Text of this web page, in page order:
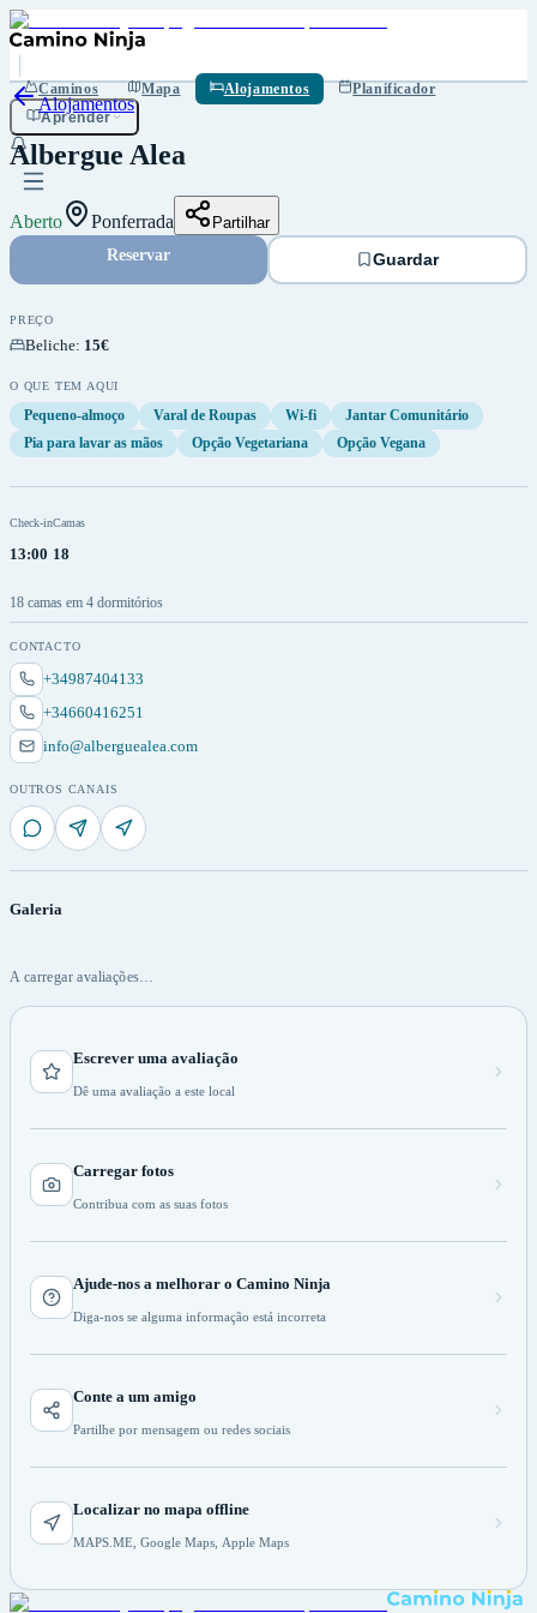
Caminos Mapa Alojamentos
Planificador
Aprender
Alojamentos
Albergue Alea
Aberto Ponferrada Partilhar
Reservar Guardar
PREÇO
Beliche: 15€
O QUE TEM AQUI
Pequeno-almoço Varal de Roupas Wi-fi
Jantar Comunitário
Pia para lavar as mãos
Opção Vegetariana Opção Vegana
Check-in
13:00
Camas
18
18 camas em 4 dormitórios
CONTACTO
+34987404133
+34660416251
info@alberguealea.com
OUTROS CANAIS
Galeria
A carregar avaliações…
Escrever uma avaliação
Dê uma avaliação a este local
Carregar fotos
Contribua com as suas fotos
Ajude-nos a melhorar o Camino Ninja
Diga-nos se alguma informação está incorreta
Conte a um amigo
Partilhe por mensagem ou redes sociais
Localizar no mapa offline
MAPS.ME, Google Maps, Apple Maps